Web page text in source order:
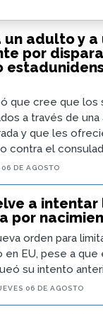
un adulto y a
por
que cree que los
a través de una
y que les
contra el
06 DE AGOSTO
a
por
orden para
en EU, pese a que
su intento
06 DE AGOSTO